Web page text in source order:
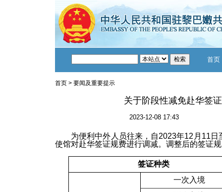
首页
首页 > 要闻及重要提示
关于阶段性减免赴华签
2023-12-08 17:43
为便利中外人员往来，自2023年12月11
使馆对赴华签证规费进行调减。调整后的签证
签证种类
一次入境